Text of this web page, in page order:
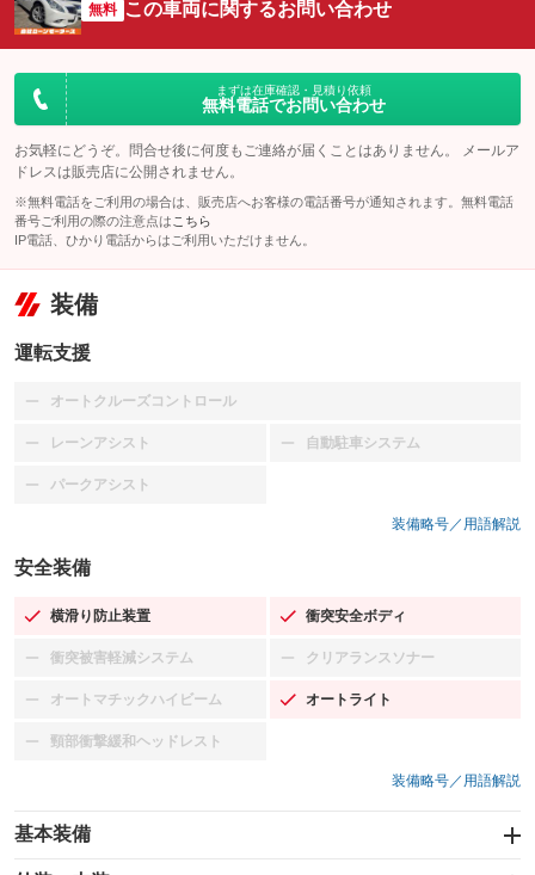
無料 この車両に関するお問い合わせ
まずは在庫確認・見積り依頼
無料電話でお問い合わせ
お気軽にどうぞ。問合せ後に何度もご連絡が届くことはありません。 メールア
ドレスは販売店に公開されません。
※無料電話をご利用の場合は、販売店へお客様の電話番号が通知されます。無料電話
番号ご利用の際の注意点は こちら
IP電話、ひかり電話からはご利用いただけません。
装備
運転支援
オートクルーズコントロール
：装備なし
レーンアシスト
：装備なし 自動駐車システム
：装備なし
パークアシスト
：装備なし
装備略号／用語解説
安全装備
横滑り防止装置
：装備あり 衝突安全ボディ
：装備あり
衝突被害軽減システム
：装備なし クリアランスソナー
：装備なし
オートマチックハイビーム
：装備なし オートライト
：装備あり
頸部衝撃緩和ヘッドレスト
：装備なし
装備略号／用語解説
基本装備